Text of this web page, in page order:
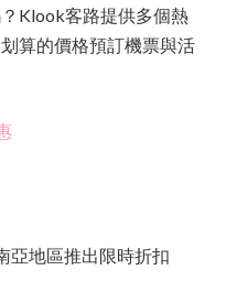
Klook客路提供多個熱
算的價格預訂機票與活
亞地區推出限時折扣